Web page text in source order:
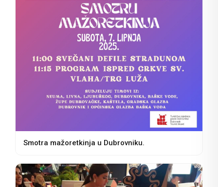
Smotra mažoretkinja u Dubrovniku.